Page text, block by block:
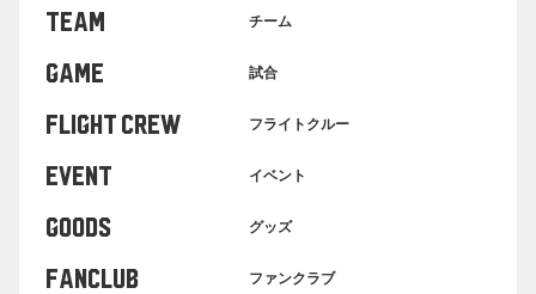
TEAM チーム
GAME 試合
FLIGHT CREW フライトクルー
EVENT イベント
GOODS グッズ
FANCLUB ファンクラブ